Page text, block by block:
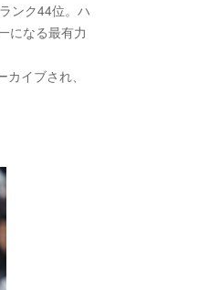
ンク44位。ハ
になる最有力
イブされ、